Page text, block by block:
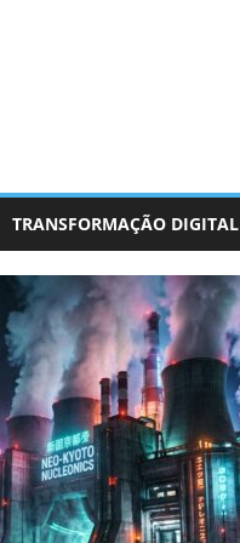
TRANSFORMAÇÃO DIGITAL